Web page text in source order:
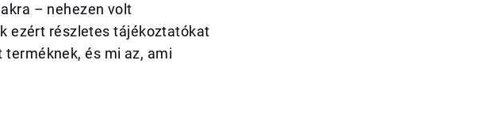
– nehezen volt
ezért részletes tájékoztatókat
és mi az, ami